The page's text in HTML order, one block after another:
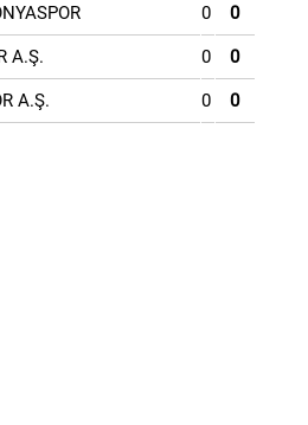
0 0
A.Ş. 0 0
A.Ş. 0 0